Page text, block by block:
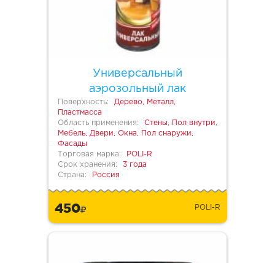
Универсальный
аэрозольный лак
Поверхность:
Дерево, Металл,
Пластмасса
Область применения:
Стены, Пол внутри,
Мебель, Двери, Окна, Пол снаружи,
Фасады
Торговая марка:
POLI-R
Срок хранения:
3 года
Страна:
Россия
450 POLI-R